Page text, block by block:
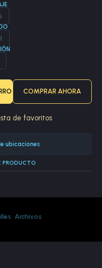
COMPRAR AHORA
de favoritos
ubicaciones
PRODUCTO
Archivos